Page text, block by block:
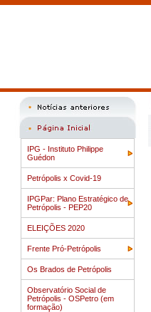
IPG - Instituto Philippe
Guédon
Petrópolis x Covid-19
IPGPar: Plano Estratégico de
Petrópolis - PEP20
ELEIÇÕES 2020
Frente Pró-Petrópolis
Os Brados de Petrópolis
Observatório Social de
Petrópolis - OSPetro (em
formação)